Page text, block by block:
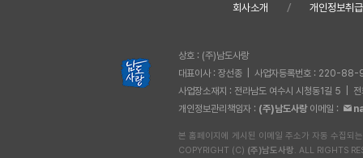
회사소개 개인정보취
상호 : (주)남도사랑
대표이사 : 장선종 | 사업자등록번호 : 220-
사업장소재지 : 전라남도 여수시 시청동1
개인정보관리책임자 : (주)남도사랑이메일 :
본 홈페이지에 게시된 이메일 주소가 자동 수집되
COPYRIGHT (C) (주)남도사랑 . ALL RIGHTS